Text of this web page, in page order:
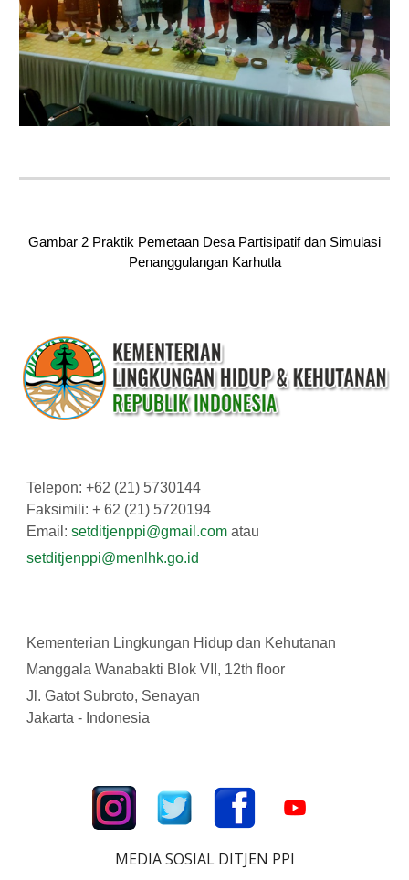
Gambar 2 Praktik Pemetaan Desa Partisipatif dan Simulasi
Penanggulangan Karhutla
Telepon: +62 (21) 5730144
Faksimili: + 62 (21) 5720194
Email:setditjenppi@gmail.com atau
setditjenppi@menlhk.go.id
Kementerian Lingkungan Hidup dan Kehutanan
Manggala Wanabakti Blok VII, 12th floor
Jl. Gatot Subroto, Senayan
Jakarta - Indonesia
MEDIA SOSIAL DITJEN PPI